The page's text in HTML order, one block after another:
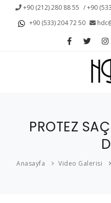
+90 (212) 280 88 55 / +90
+90 (533) 204 72 50
KURUMSAL
PROTEZ
Anasayfa Video Galerisi